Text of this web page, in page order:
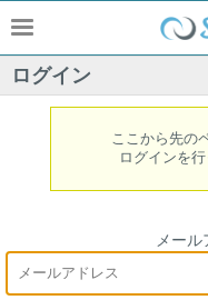
ログイン
ここから先の
ログインを
メー